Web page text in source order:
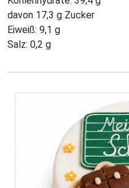
davon 17,3 g Zucker
Eiweiß: 9,1 g
Salz: 0,2 g